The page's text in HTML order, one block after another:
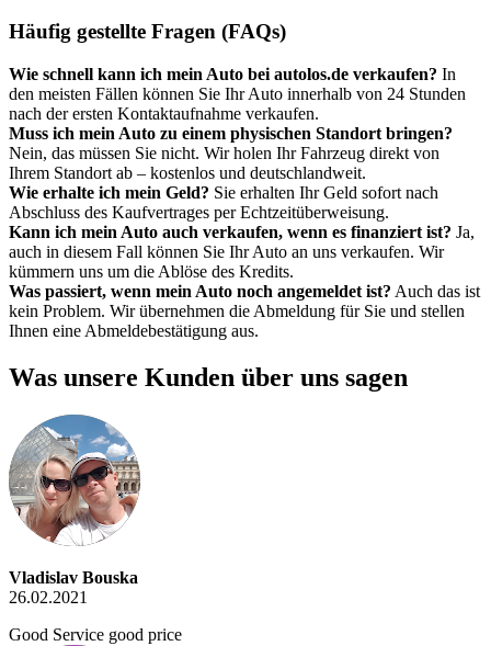
Häufig gestellte Fragen (FAQs)
Wie schnell kann ich mein Auto bei autolos.de verkaufen? In
den meisten Fällen können Sie Ihr Auto innerhalb von 24 Stunden
nach der ersten Kontaktaufnahme verkaufen.
Muss ich mein Auto zu einem physischen Standort bringen?
Nein, das müssen Sie nicht. Wir holen Ihr Fahrzeug direkt von
Ihrem Standort ab – kostenlos und deutschlandweit.
Wie erhalte ich mein Geld? Sie erhalten Ihr Geld sofort nach
Abschluss des Kaufvertrages per Echtzeitüberweisung.
Kann ich mein Auto auch verkaufen, wenn es finanziert ist? Ja,
auch in diesem Fall können Sie Ihr Auto an uns verkaufen. Wir
kümmern uns um die Ablöse des Kredits.
Was passiert, wenn mein Auto noch angemeldet ist? Auch das ist
kein Problem. Wir übernehmen die Abmeldung für Sie und stellen
Ihnen eine Abmeldebestätigung aus.
Was unsere Kunden über uns sagen
Vladislav Bouska
26.02.2021
Good Service good price